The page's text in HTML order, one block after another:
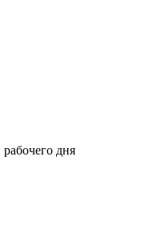
дня